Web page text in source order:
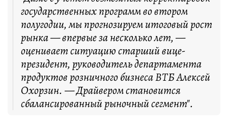
государственных программ во втором
полугодии, мы прогнозируем итоговый рост
рынка — впервые за несколько лет, —
оценивает ситуацию старший вице-
президент, руководитель департамента
продуктов розничного бизнеса ВТБ Алексей
Охорзин. — Драйвером становится
сбалансированный рыночный сегмент".